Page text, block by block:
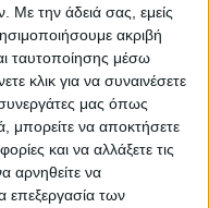
Με την άδειά σας, εμείς
ακριβή
ταυτοποίησης μέσω
κλικ για να συναινέσετε
μας όπως
μπορείτε να αποκτήσετε
και να αλλάξετε τις
αρνηθείτε να
επεξεργασία των
της Καρδίτσας